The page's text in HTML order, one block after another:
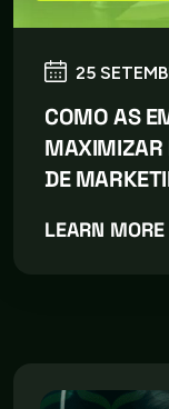
25
COMO AS
MAXIMIZAR
DE
LEARN MORE